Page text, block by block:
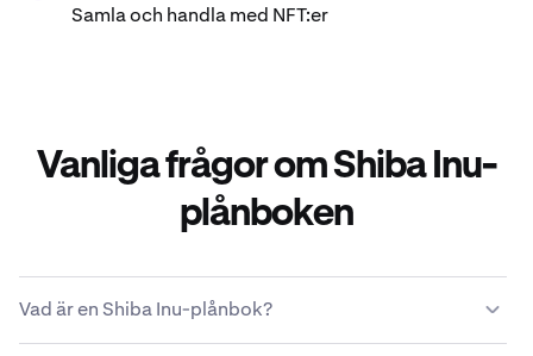
Samla och handla med NFT:er
Vanliga frågor om Shiba Inu-
plånboken
Vad är en Shiba Inu-plånbok?